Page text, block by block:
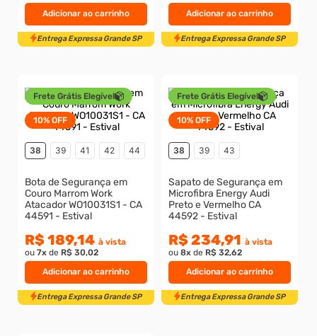
Entrega Expressa Grande SP Entrega Expressa Grande SP
Adicionar ao carrinho Adicionar ao carrinho
Frete Grátis Elegível
10% OFF
Adicionar ao carrinho
38 39 41 42 44
Bota de Segurança em
Couro Marrom Work
Atacador WO10031S1 - CA
44591 - Estival
R$ 189,14 à vista
ou 7x de R$ 30,02
Frete Grátis Elegível
10% OFF
Adicionar ao carrinho
38 39 43
Sapato de Segurança em
Microfibra Energy Audi
Preto e Vermelho CA
44592 - Estival
R$ 234,91 à vista
ou 8x de R$ 32,62